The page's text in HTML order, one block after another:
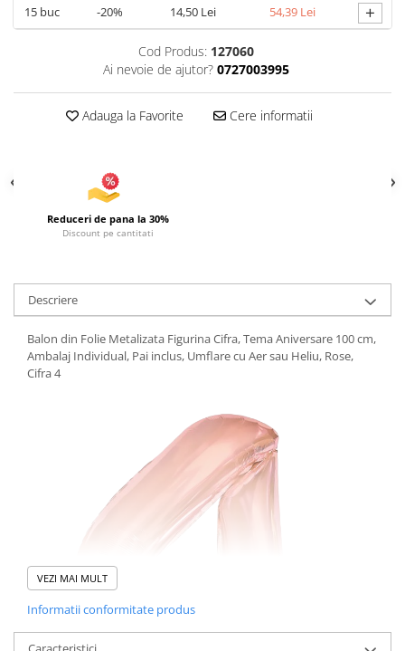
Pelerine, Umbrele si Accesorii
Accesorii Auto
Kit-uri Siguranţă Auto
Accesorii biciclete
Ochelari de Protecţie
Articole de plaja
Articole pentru Copii
Articole Diverse copii
Articole diverse pentru copii
Covorase de joaca
Jucarii pentru copii
Jucarii si Jocuri
Markere si Set Desen
Scaune de masa bebe
Articole Petrecere
15buc -20% 14,50 Lei 54,39 Lei +
Cod Produs: 127060
Ai nevoie de ajutor? 0727003995
Adauga la Favorite Cere informatii
Reduceri de pana la 30%
Discount pe cantitati
Descriere
Balon din Folie Metalizata Figurina Cifra, Tema Aniversare 100 cm,
Ambalaj Individual, Pai inclus, Umflare cu Aer sau Heliu, Rose,
Cifra 4
VEZI MAI MULT
Informatii conformitate produs